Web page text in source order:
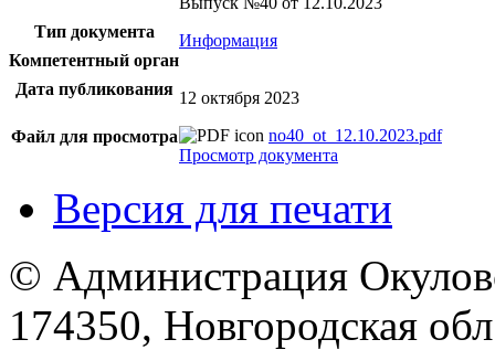
Тип документа
Информация
Компетентный орган
Дата публикования 12 октября 2023
Файл для просмотра
no40_ot_12.10.2023.pdf
Просмотр документа
Версия для печати
© Администрация
174350, Новгородская